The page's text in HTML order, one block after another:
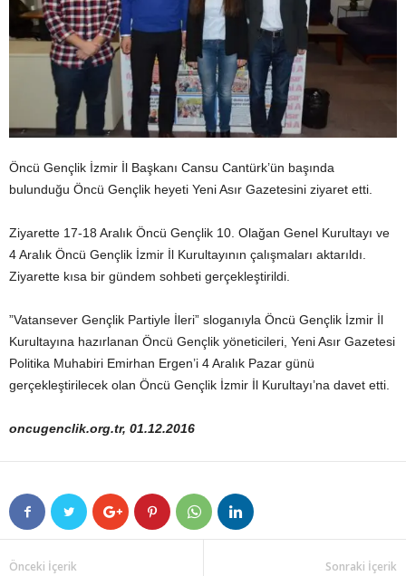
Öncü Gençlik İzmir İl Başkanı Cansu Cantürk’ün başında
bulunduğu Öncü Gençlik heyeti Yeni Asır Gazetesini ziyaret etti.
Ziyarette 17-18 Aralık Öncü Gençlik 10. Olağan Genel Kurultayı ve
4 Aralık Öncü Gençlik İzmir İl Kurultayının çalışmaları aktarıldı.
Ziyarette kısa bir gündem sohbeti gerçekleştirildi.
”Vatansever Gençlik Partiyle İleri” sloganıyla Öncü Gençlik İzmir İl
Kurultayına hazırlanan Öncü Gençlik yöneticileri, Yeni Asır Gazetesi
Politika Muhabiri Emirhan Ergen’i 4 Aralık Pazar günü
gerçekleştirilecek olan Öncü Gençlik İzmir İl Kurultayı’na davet etti.
oncugenclik.org.tr, 01.12.2016
Önceki İçerik Sonraki İçerik